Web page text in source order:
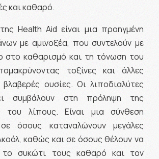
και καθαρό.
Ηealth Aid είναι μια προηγμένη
με αμινοξέα, που συντελούν με
στο καθαρισμό και τη τόνωση του
τοξίνες και άλλες
ουσίες. Οι λιποδιαλύτες
συμβάλουν στη πρόληψη της
του λίπους. Είναι μια σύνθεση
όσους καταναλώνουν μεγάλες
καθώς και σε όσους θέλουν να
το συκώτι τους καθαρό και τον